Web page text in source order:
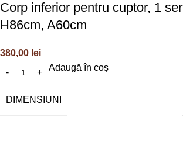
Corp inferior pentru cuptor, 1
H86cm, A60cm
380,00 lei
Adaugă în coș
DIMENSIUNI